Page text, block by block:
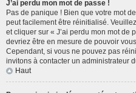
J’ai perdu mon mot de passe !
Pas de panique ! Bien que votre mot
peut facilement être réinitialisé.
et cliquer sur « J’ai perdu mon mot de
devriez être en mesure de pouvoir
Cependant, si vous ne pouvez pas
invitons à contacter un administrateur
Haut